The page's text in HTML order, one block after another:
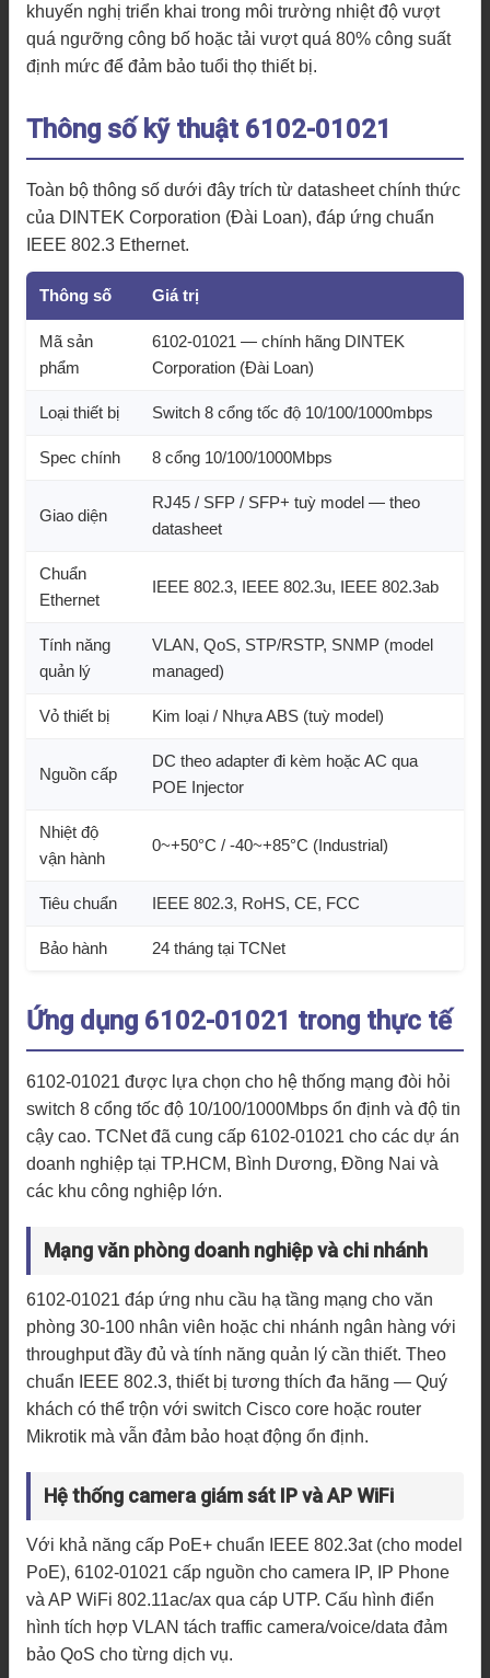
khuyến nghị triển khai trong môi trường nhiệt độ vượt
quá ngưỡng công bố hoặc tải vượt quá 80% công suất
định mức để đảm bảo tuổi thọ thiết bị.
Thông số kỹ thuật 6102-01021
Toàn bộ thông số dưới đây trích từ datasheet chính thức
của DINTEK Corporation (Đài Loan), đáp ứng chuẩn
IEEE 802.3 Ethernet.
Thông số Giá trị
Mã sản
phẩm
6102-01021 — chính hãng DINTEK
Corporation (Đài Loan)
Loại thiết bị Switch 8 cổng tốc độ 10/100/1000mbps
Spec chính 8 cổng 10/100/1000Mbps
Giao diện
RJ45 / SFP / SFP+ tuỳ model — theo
datasheet
Chuẩn
Ethernet
IEEE 802.3, IEEE 802.3u, IEEE 802.3ab
Tính năng
quản lý
VLAN, QoS, STP/RSTP, SNMP (model
managed)
Vỏ thiết bị Kim loại / Nhựa ABS (tuỳ model)
Nguồn cấp
DC theo adapter đi kèm hoặc AC qua
POE Injector
Nhiệt độ
vận hành
0~+50°C / -40~+85°C (Industrial)
Tiêu chuẩn IEEE 802.3, RoHS, CE, FCC
Bảo hành 24 tháng tại TCNet
Ứng dụng 6102-01021 trong thực tế
6102-01021 được lựa chọn cho hệ thống mạng đòi hỏi
switch 8 cổng tốc độ 10/100/1000Mbps ổn định và độ tin
cậy cao. TCNet đã cung cấp 6102-01021 cho các dự án
doanh nghiệp tại TP.HCM, Bình Dương, Đồng Nai và
các khu công nghiệp lớn.
Mạng văn phòng doanh nghiệp và chi nhánh
6102-01021 đáp ứng nhu cầu hạ tầng mạng cho văn
phòng 30-100 nhân viên hoặc chi nhánh ngân hàng với
throughput đầy đủ và tính năng quản lý cần thiết. Theo
chuẩn IEEE 802.3, thiết bị tương thích đa hãng — Quý
khách có thể trộn với switch Cisco core hoặc router
Mikrotik mà vẫn đảm bảo hoạt động ổn định.
Hệ thống camera giám sát IP và AP WiFi
Với khả năng cấp PoE+ chuẩn IEEE 802.3at (cho model
PoE), 6102-01021 cấp nguồn cho camera IP, IP Phone
và AP WiFi 802.11ac/ax qua cáp UTP. Cấu hình điển
hình tích hợp VLAN tách traffic camera/voice/data đảm
bảo QoS cho từng dịch vụ.